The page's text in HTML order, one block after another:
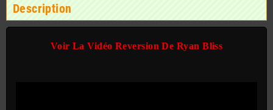
Description
Voir La Vidéo Reversion De Ryan Bliss